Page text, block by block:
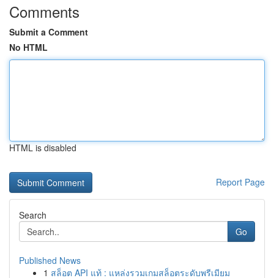
Comments
Submit a Comment
No HTML
HTML is disabled
Report Page
Search
Go
Published News
1 สล็อต API แท้ : แหล่งรวมเกมสล็อตระดับพรีเมียม